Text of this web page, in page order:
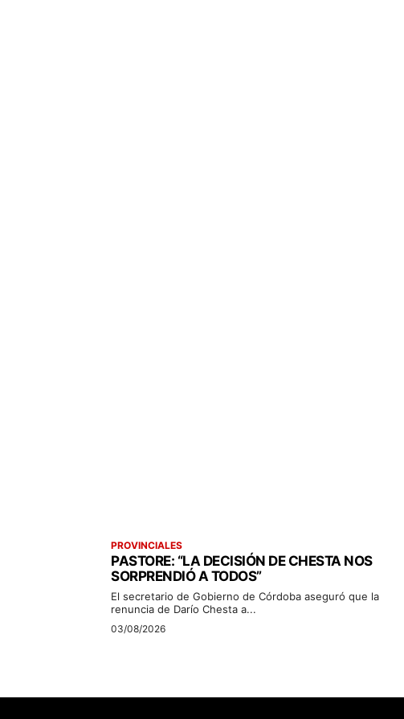
PROVINCIALES
PASTORE: “LA DECISIÓN DE CHESTA NOS
SORPRENDIÓ A TODOS”
El secretario de Gobierno de Córdoba aseguró que la
renuncia de Darío Chesta a...
03/08/2026